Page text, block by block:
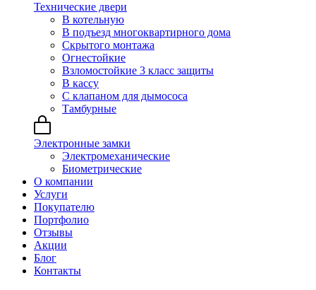
Технические двери
В котельную
В подъезд многоквартирного дома
Скрытого монтажа
Огнестойкие
Взломостойкие 3 класс защиты
В кассу
С клапаном для дымососа
Тамбурные
Электронные замки
Электромеханические
Биометрические
О компании
Услуги
Покупателю
Портфолио
Отзывы
Акции
Блог
Контакты